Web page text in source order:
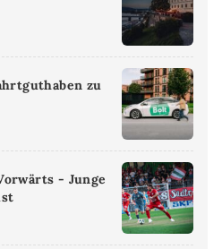
zu
- Junge